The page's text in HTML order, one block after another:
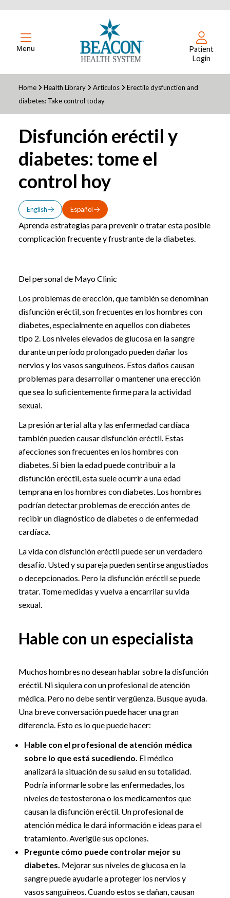
Menu
Patient
Login
Home Health Library Articulos
Erectile dysfunction and
diabetes: Take control today
Disfunción eréctil y
diabetes: tome el
control hoy
English Español
Aprenda estrategias para prevenir o tratar esta posible
complicación frecuente y frustrante de la diabetes.
Del personal de Mayo Clinic
Los problemas de erección, que también se denominan
disfunción eréctil, son frecuentes en los hombres con
diabetes, especialmente en aquellos con diabetes
tipo 2. Los niveles elevados de glucosa en la sangre
durante un período prolongado pueden dañar los
nervios y los vasos sanguíneos. Estos daños causan
problemas para desarrollar o mantener una erección
que sea lo suficientemente firme para la actividad
sexual.
La presión arterial alta y las enfermedad cardíaca
también pueden causar disfunción eréctil. Estas
afecciones son frecuentes en los hombres con
diabetes. Si bien la edad puede contribuir a la
disfunción eréctil, esta suele ocurrir a una edad
temprana en los hombres con diabetes. Los hombres
podrían detectar problemas de erección antes de
recibir un diagnóstico de diabetes o de enfermedad
cardíaca.
La vida con disfunción eréctil puede ser un verdadero
desafío. Usted y su pareja pueden sentirse angustiados
o decepcionados. Pero la disfunción eréctil se puede
tratar. Tome medidas y vuelva a encarrilar su vida
sexual.
Hable con un especialista
Muchos hombres no desean hablar sobre la disfunción
eréctil. Ni siquiera con un profesional de atención
médica. Pero no debe sentir vergüenza. Busque ayuda.
Una breve conversación puede hacer una gran
diferencia. Esto es lo que puede hacer:
Hable con el profesional de atención médica
sobre lo que está sucediendo. El médico
analizará la situación de su salud en su totalidad.
Podría informarle sobre las enfermedades, los
niveles de testosterona o los medicamentos que
causan la disfunción eréctil. Un profesional de
atención médica le dará información e ideas para el
tratamiento. Averigüe sus opciones.
Pregunte cómo puede controlar mejor su
diabetes. Mejorar sus niveles de glucosa en la
sangre puede ayudarle a proteger los nervios y
vasos sanguíneos. Cuando estos se dañan, causan